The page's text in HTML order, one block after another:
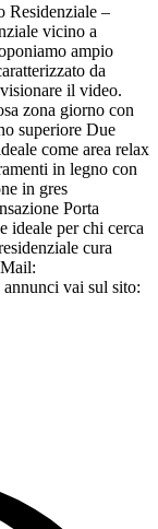
Residenziale –
vicino a
ampio
da
il video.
zona giorno con
superiore Due
come area relax
in legno con
in gres
Porta
ideale per chi cerca
cura
vai sul sito: